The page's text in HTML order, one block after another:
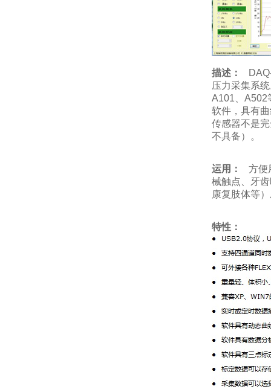
描述：
压力采集系
A101、A502
软件，具有
传感器不是
不具备）。
运用：
方便
械触点、牙
康复肢体等
特性：